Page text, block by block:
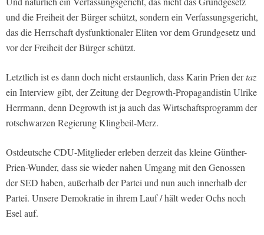
und die Freiheit der Bürger schützt, sondern ein Verfassungsgericht,
das die Herrschaft dysfunktionaler Eliten vor dem Grundgesetz und
vor der Freiheit der Bürger schützt.
Letztlich ist es dann doch nicht erstaunlich, dass Karin Prien dertaz
ein Interview gibt, der Zeitung der Degrowth-Propagandistin Ulrike
Herrmann, denn Degrowth ist ja auch das Wirtschaftsprogramm der
rotschwarzen Regierung Klingbeil-Merz.
Ostdeutsche CDU-Mitglieder erleben derzeit das kleine Günther-
Prien-Wunder, dass sie wieder nahen Umgang mit den Genossen
der SED haben, außerhalb der Partei und nun auch innerhalb der
Partei. Unsere Demokratie in ihrem Lauf / hält weder Ochs noch
Esel auf.